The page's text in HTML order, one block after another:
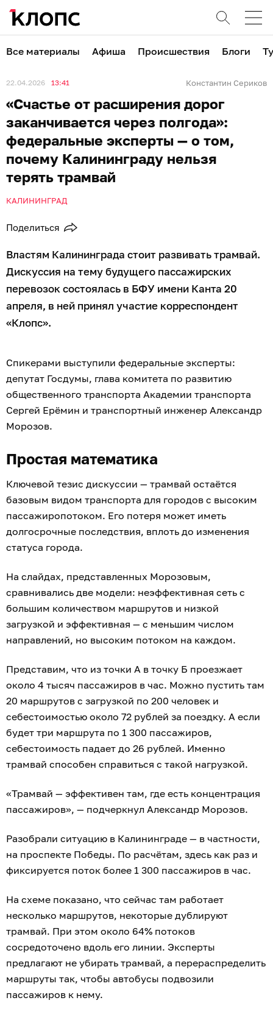
Все материалы Афиша Происшествия Блоги
22.04.2026 13:41 Константин Сериков
«Счастье от расширения дорог
заканчивается через полгода»:
федеральные эксперты — о том,
почему Калининграду нельзя
терять трамвай
КАЛИНИНГРАД
Поделиться
Властям Калининграда стоит развивать трамвай.
Дискуссия на тему будущего пассажирских
перевозок состоялась в БФУ имени Канта 20
апреля, в ней принял участие корреспондент
«Клопс».
Спикерами выступили федеральные эксперты:
депутат Госдумы, глава комитета по развитию
общественного транспорта Академии транспорта
Сергей Ерёмин и транспортный инженер Александр
Морозов.
Простая математика
Ключевой тезис дискуссии — трамвай остаётся
базовым видом транспорта для городов с высоким
пассажиропотоком. Его потеря может иметь
долгосрочные последствия, вплоть до изменения
статуса города.
На слайдах, представленных Морозовым,
сравнивались две модели: неэффективная сеть с
большим количеством маршрутов и низкой
загрузкой и эффективная — с меньшим числом
направлений, но высоким потоком на каждом.
Представим, что из точки А в точку Б проезжает
около 4 тысяч пассажиров в час. Можно пустить там
20 маршрутов с загрузкой по 200 человек и
себестоимостью около 72 рублей за поездку. А если
будет три маршрута по 1 300 пассажиров,
себестоимость падает до 26 рублей. Именно
трамвай способен справиться с такой нагрузкой.
«Трамвай — эффективен там, где есть концентрация
пассажиров», — подчеркнул Александр Морозов.
Разобрали ситуацию в Калининграде — в частности,
на проспекте Победы. По расчётам, здесь как раз и
фиксируется поток более 1 300 пассажиров в час.
На схеме показано, что сейчас там работает
несколько маршрутов, некоторые дублируют
трамвай. При этом около 64% потоков
сосредоточено вдоль его линии. Эксперты
предлагают не убирать трамвай, а перераспределить
маршруты так, чтобы автобусы подвозили
пассажиров к нему.